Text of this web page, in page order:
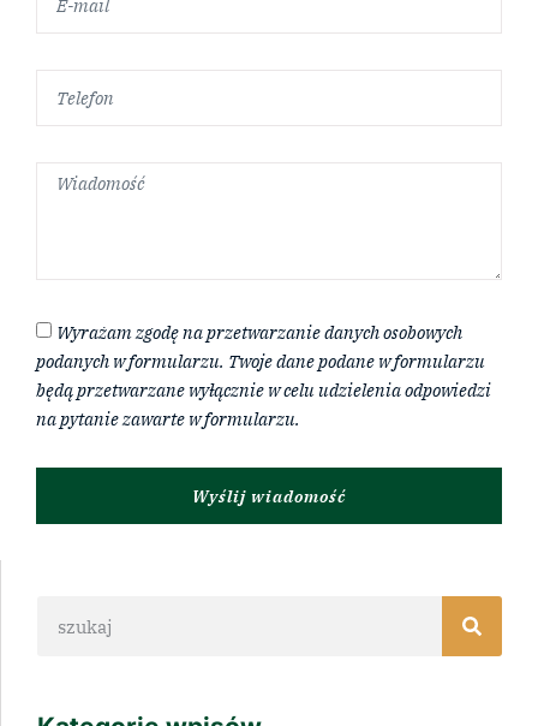
Wyrażam zgodę na przetwarzanie danych osobowych
podanych w formularzu. Twoje dane podane w formularzu
będą przetwarzane wyłącznie w celu udzielenia odpowiedzi
na pytanie zawarte w formularzu.
Wyślij wiadomość